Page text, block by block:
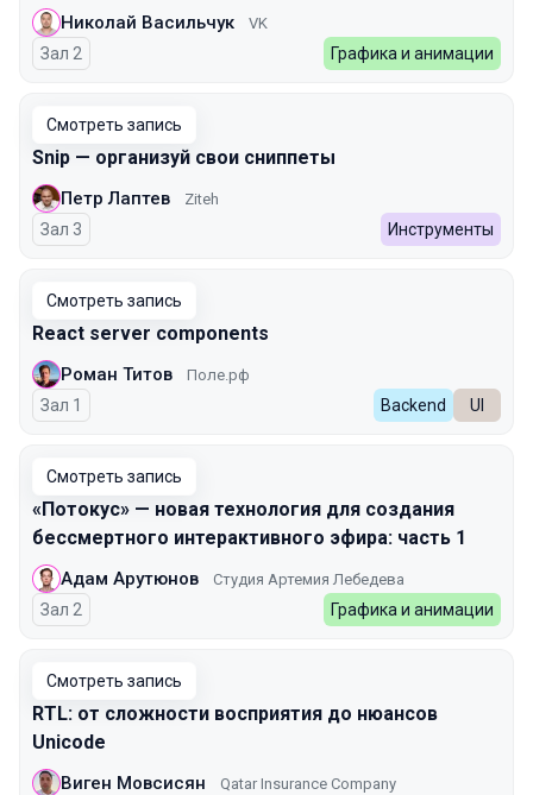
Николай Васильчук VK
Зал 2 Графика и анимации
Смотреть запись
Snip — организуй свои сниппеты
Петр Лаптев Ziteh
Зал 3 Инструменты
Смотреть запись
React server components
Роман Титов Поле.рф
Зал 1 Backend UI
Смотреть запись
«Потокус» — новая технология для создания
бессмертного интерактивного эфира: часть 1
Адам Арутюнов Студия Артемия Лебедева
Зал 2 Графика и анимации
Смотреть запись
RTL: от сложности восприятия до нюансов
Unicode
Виген Мовсисян Qatar Insurance Company